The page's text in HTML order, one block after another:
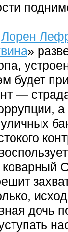
Лорен
»
будет
—
дочь